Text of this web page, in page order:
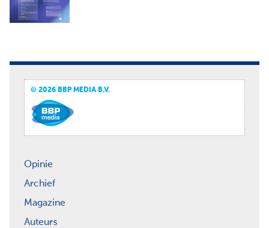
© 2026 BBP MEDIA B.V.
Opinie
Archief
Magazine
Auteurs